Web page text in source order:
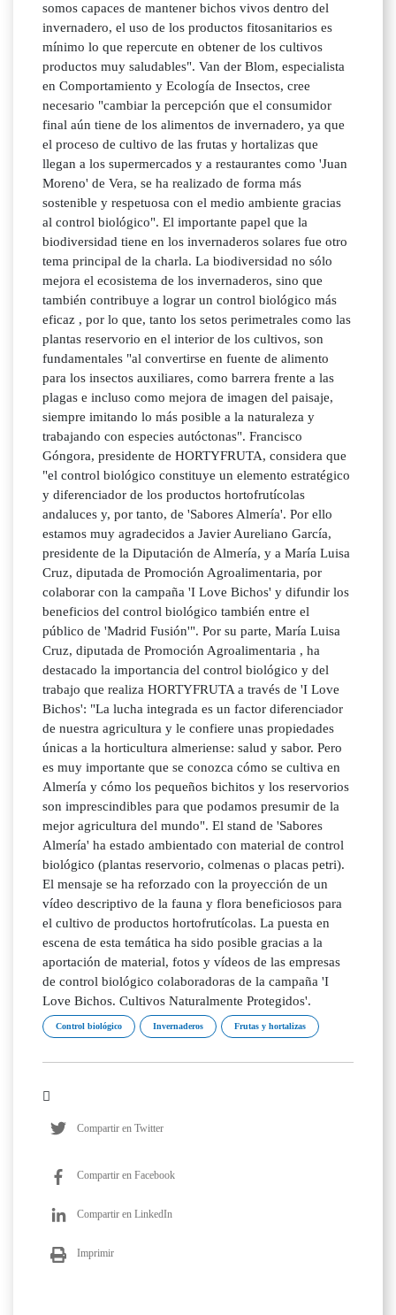
somos capaces de mantener bichos vivos dentro del
invernadero, el uso de los productos fitosanitarios es
mínimo lo que repercute en obtener de los cultivos
productos muy saludables". Van der Blom, especialista
en Comportamiento y Ecología de Insectos, cree
necesario "cambiar la percepción que el consumidor
final aún tiene de los alimentos de invernadero, ya que
el proceso de cultivo de las frutas y hortalizas que
llegan a los supermercados y a restaurantes como 'Juan
Moreno' de Vera, se ha realizado de forma más
sostenible y respetuosa con el medio ambiente gracias
al control biológico". El importante papel que la
biodiversidad tiene en los invernaderos solares fue otro
tema principal de la charla. La biodiversidad no sólo
mejora el ecosistema de los invernaderos, sino que
también contribuye a lograr un control biológico más
eficaz , por lo que, tanto los setos perimetrales como las
plantas reservorio en el interior de los cultivos, son
fundamentales "al convertirse en fuente de alimento
para los insectos auxiliares, como barrera frente a las
plagas e incluso como mejora de imagen del paisaje,
siempre imitando lo más posible a la naturaleza y
trabajando con especies autóctonas". Francisco
Góngora, presidente de HORTYFRUTA, considera que
"el control biológico constituye un elemento estratégico
y diferenciador de los productos hortofrutícolas
andaluces y, por tanto, de 'Sabores Almería'. Por ello
estamos muy agradecidos a Javier Aureliano García,
presidente de la Diputación de Almería, y a María Luisa
Cruz, diputada de Promoción Agroalimentaria, por
colaborar con la campaña 'I Love Bichos' y difundir los
beneficios del control biológico también entre el
público de 'Madrid Fusión'". Por su parte, María Luisa
Cruz, diputada de Promoción Agroalimentaria , ha
destacado la importancia del control biológico y del
trabajo que realiza HORTYFRUTA a través de 'I Love
Bichos': "La lucha integrada es un factor diferenciador
de nuestra agricultura y le confiere unas propiedades
únicas a la horticultura almeriense: salud y sabor. Pero
es muy importante que se conozca cómo se cultiva en
Almería y cómo los pequeños bichitos y los reservorios
son imprescindibles para que podamos presumir de la
mejor agricultura del mundo". El stand de 'Sabores
Almería' ha estado ambientado con material de control
biológico (plantas reservorio, colmenas o placas petri).
El mensaje se ha reforzado con la proyección de un
vídeo descriptivo de la fauna y flora beneficiosos para
el cultivo de productos hortofrutícolas. La puesta en
escena de esta temática ha sido posible gracias a la
aportación de material, fotos y vídeos de las empresas
de control biológico colaboradoras de la campaña 'I
Love Bichos. Cultivos Naturalmente Protegidos'.
Control biológico Invernaderos Frutas y hortalizas
Compartir en Twitter
Compartir en Facebook
Compartir en LinkedIn
Imprimir